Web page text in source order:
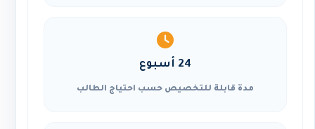
24 أسبوع
مدة قابلة للتخصيص حسب احتياج الطالب